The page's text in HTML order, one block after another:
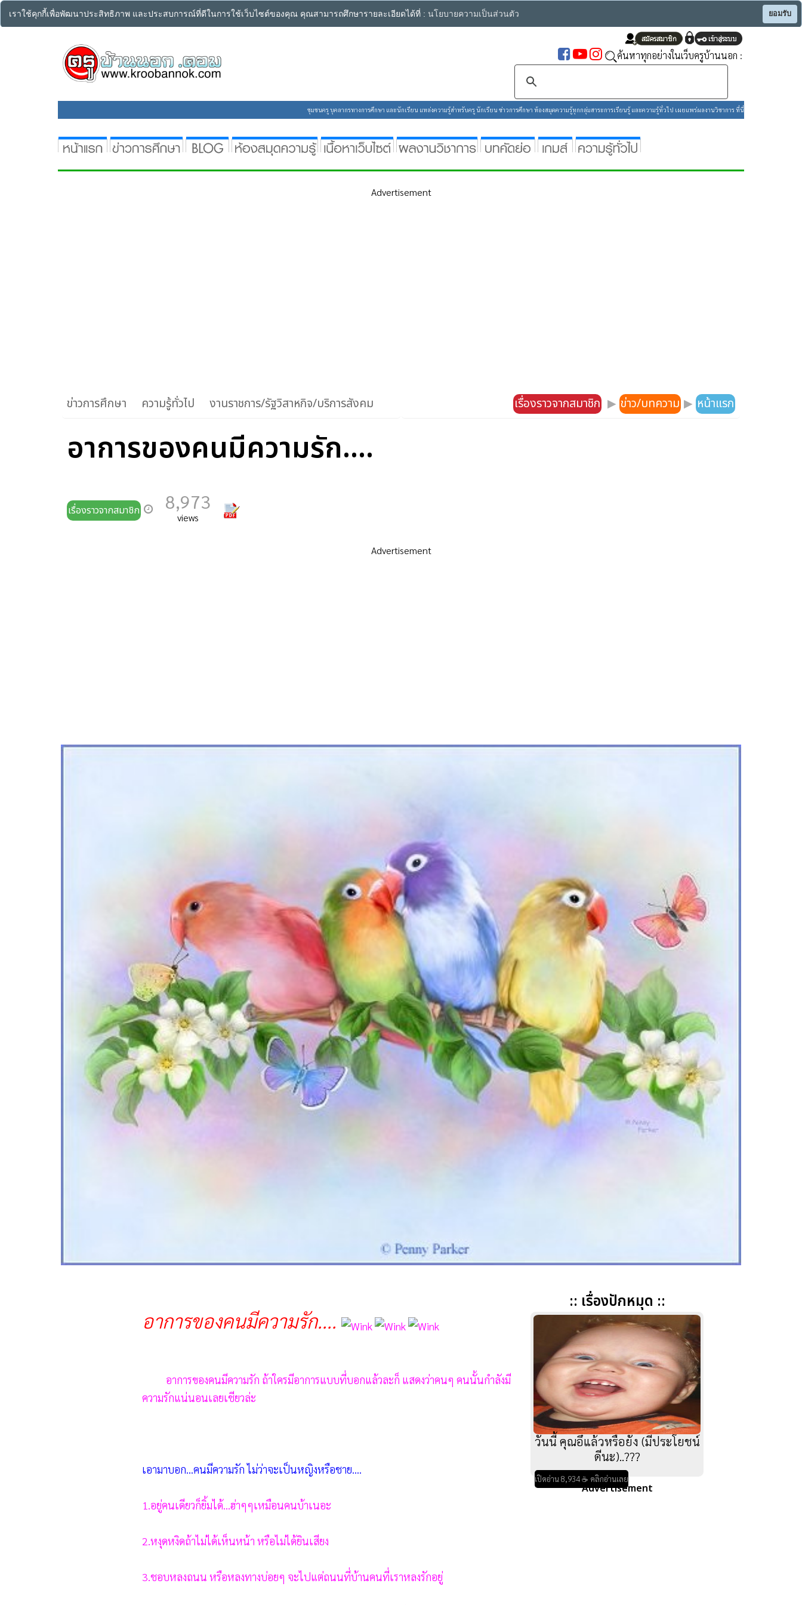
เราใช้คุกกี้เพื่อพัฒนาประสิทธิภาพ และประสบการณ์ที่ดีในการใช้เว็บไซต์ของคุณ คุณสามารถศึกษารายละเอียดได้ที่ : นโยบายความเป็นส่วนตัว ยอมรับ
ค้นหาทุกอย่างในเว็บครูบ้านนอก :
ชุมชนครู บุคลากรทางการศึกษา และนักเรียน แหล่งความรู้สำหรับครู นักเรียน ข่าวการศึกษา ห้องสมุดความรู้ทุกกลุ่มสาระการเรียนรู้ และความรู้ทั่วไป เผยแพร่ผลงานวิชาการ ที่นี่
Advertisement
ข่าวการศึกษา ความรู้ทั่วไป งานราชการ/รัฐวิสาหกิจ/บริการสังคม เรื่องราวจากสมาชิก ▶ ข่าว/บทความ ▶ หน้าแรก
อาการของคนมีความรัก....
เรื่องราวจากสมาชิก 8,973
views
Advertisement
อาการของคนมีความรัก....
อาการของคนมีความรัก ถ้าใครมีอาการแบบที่บอกแล้วละก็ แสดงว่าคนๆ คนนั้นกำลังมี
ความรักแน่นอนเลยเชียวล่ะ
เอามาบอก...คนมีความรัก ไม่ว่าจะเป็นหญิงหรือชาย....
1.อยู่คนเดียวก็ยิ้มได้...ฮ่าๆๆเหมือนคนบ้าเนอะ
2.หงุดหงิดถ้าไม่ได้เห็นหน้า หรือไม่ได้ยินเสียง
3.ชอบหลงถนน หรือหลงทางบ่อยๆ จะไปแต่ถนนที่บ้านคนที่เราหลงรักอยู่
:: เรื่องปักหมุด ::
วันนี้ คุณอึแล้วหรือยัง (มีประโยชน์
ดีนะ)..???
เปิดอ่าน 8,934 ☕ คลิกอ่านเลย
Advertisement